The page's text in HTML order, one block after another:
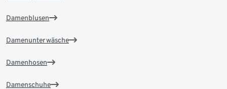
Damenblusen
Damenunterwäsche
Damenhosen
Damenschuhe